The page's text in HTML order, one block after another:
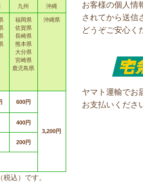
九州 沖縄
福岡県
佐賀県
長崎県
熊本県
大分県
宮崎県
鹿児島県
沖縄県
600円
3,200円
400円
200円
込）です。
お客様の個人情
されてから送信
どうぞご安心く
ヤマト運輸でお
お支払いくださ